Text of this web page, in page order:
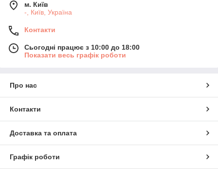
м. Київ
-, Київ, Україна
Контакти
Сьогодні працює з 10:00 до 18:00
Показати весь графік роботи
Про нас
Контакти
Доставка та оплата
Графік роботи